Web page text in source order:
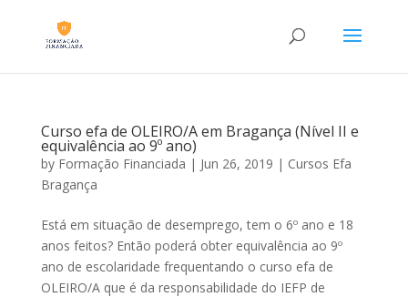
Curso efa de OLEIRO/A em Bragança (Nível II e
equivalência ao 9º ano)
by Formação Financiada | Jun 26, 2019 | Cursos Efa
Bragança
Está em situação de desemprego, tem o 6º ano e 18
anos feitos? Então poderá obter equivalência ao 9º
ano de escolaridade frequentando o curso efa de
OLEIRO/A que é da responsabilidade do IEFP de